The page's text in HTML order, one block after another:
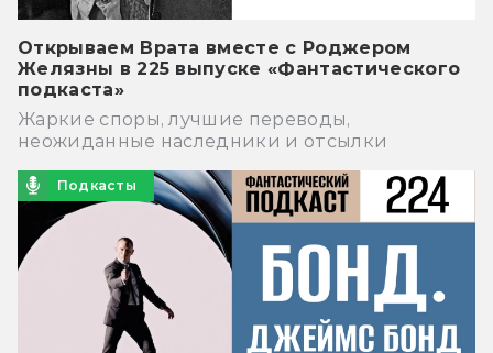
Открываем Врата вместе с Роджером
Желязны в 225 выпуске «Фантастического
подкаста»
Жаркие споры, лучшие переводы,
неожиданные наследники и отсылки
Подкасты